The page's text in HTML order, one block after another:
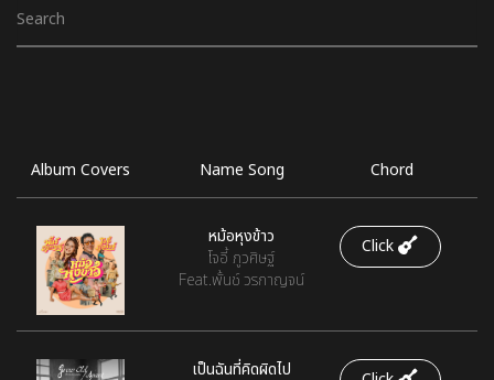
Album Covers Name Song Chord
หม้อหุงข้าว
โจอี้ ภูวศิษฐ์
Feat.พั้นช์ วรกาญจน์
Click
เป็นฉันที่คิดผิดไป